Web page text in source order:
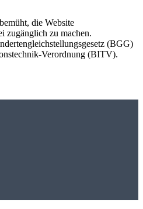
die Website
zugänglich zu machen.
(BGG)
Verordnung (BITV).